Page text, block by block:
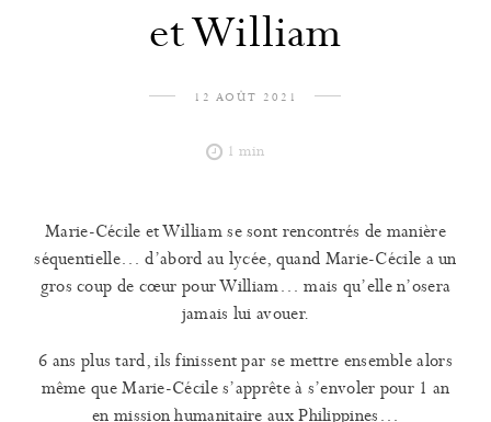
et William
12 AOÛT 2021
1 min
Marie-Cécile et William se sont rencontrés de manière
séquentielle… d’abord au lycée, quand Marie-Cécile a un
gros coup de cœur pour William… mais qu’elle n’osera
jamais lui avouer.
6 ans plus tard, ils finissent par se mettre ensemble alors
même que Marie-Cécile s’apprête à s’envoler pour 1 an
en mission humanitaire aux Philippines…